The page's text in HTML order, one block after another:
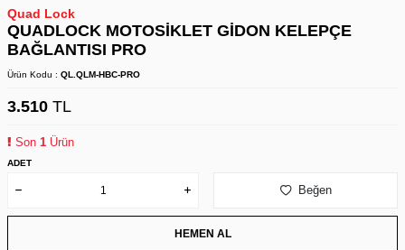
Quad Lock
QUADLOCK MOTOSİKLET GİDON KELEPÇE
BAĞLANTISI PRO
Ürün Kodu : QL.QLM-HBC-PRO
3.510 TL
Son 1 Ürün
ADET
Beğen
HEMEN AL